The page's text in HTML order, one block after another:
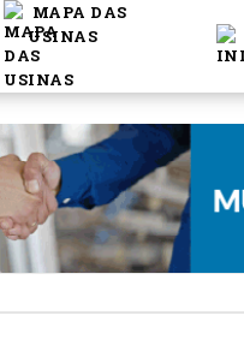
MAPA DAS
USINAS